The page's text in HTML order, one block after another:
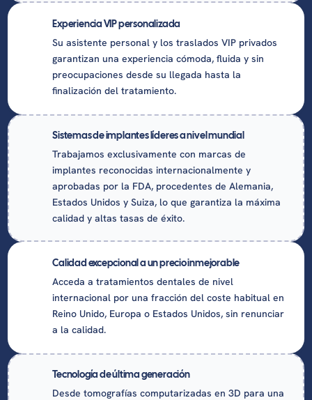
Experiencia VIP personalizada
Su asistente personal y los traslados VIP privados
garantizan una experiencia cómoda, fluida y sin
preocupaciones desde su llegada hasta la
finalización del tratamiento.
Sistemas de implantes líderes a nivel mundial
Trabajamos exclusivamente con marcas de
implantes reconocidas internacionalmente y
aprobadas por la FDA, procedentes de Alemania,
Estados Unidos y Suiza, lo que garantiza la máxima
calidad y altas tasas de éxito.
Calidad excepcional a un precio inmejorable
Acceda a tratamientos dentales de nivel
internacional por una fracción del coste habitual en
Reino Unido, Europa o Estados Unidos, sin renunciar
a la calidad.
Tecnología de última generación
Desde tomografías computarizadas en 3D para una